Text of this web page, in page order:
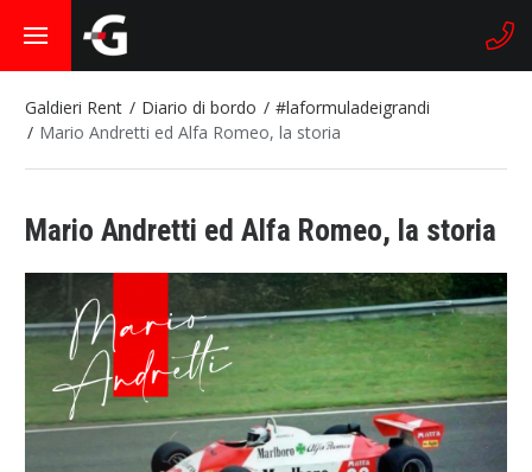
Galdieri Rent Diario di bordo
#laformuladeigrandi
Mario Andretti ed Alfa Romeo, la storia
Mario Andretti ed Alfa Romeo, la storia